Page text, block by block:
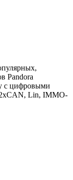
Pandora
с цифровыми
Lin, IMMO-